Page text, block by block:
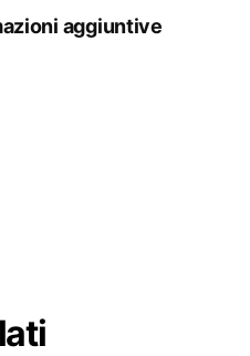
aggiuntive